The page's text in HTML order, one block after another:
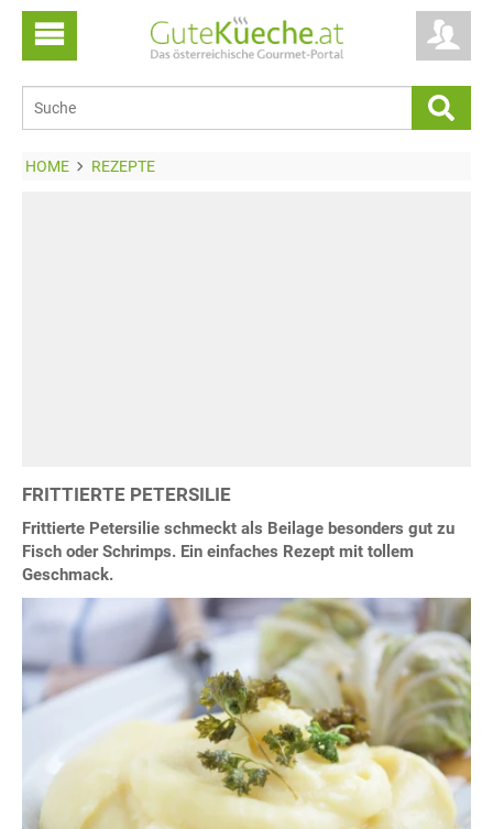
HOME REZEPTE
FRITTIERTE PETERSILIE
Frittierte Petersilie schmeckt als Beilage besonders gut zu
Fisch oder Schrimps. Ein einfaches Rezept mit tollem
Geschmack.